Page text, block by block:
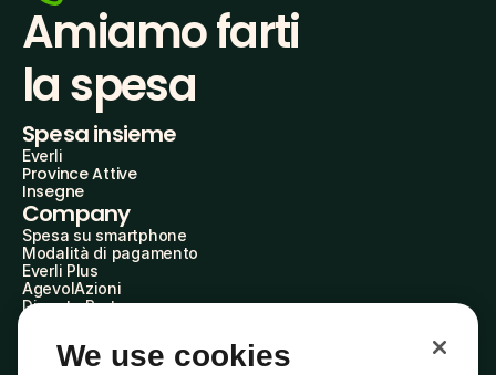
Amiamo farti
la spesa
Spesa insieme
Everli
Province Attive
Insegne
Company
Spesa su smartphone
Modalità di pagamento
Everli Plus
AgevolAzioni
Diventa Partner
Everli Shoppers
About Us
We use cookies